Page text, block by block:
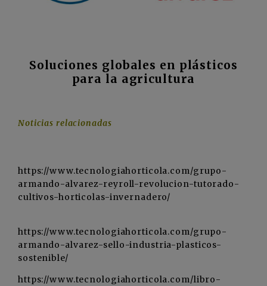
Soluciones globales en plásticos
para la agricultura
Noticias relacionadas
https://www.tecnologiahorticola.com/grupo-
armando-alvarez-reyroll-revolucion-tutorado-
cultivos-horticolas-invernadero/
https://www.tecnologiahorticola.com/grupo-
armando-alvarez-sello-industria-plasticos-
sostenible/
https://www.tecnologiahorticola.com/libro-